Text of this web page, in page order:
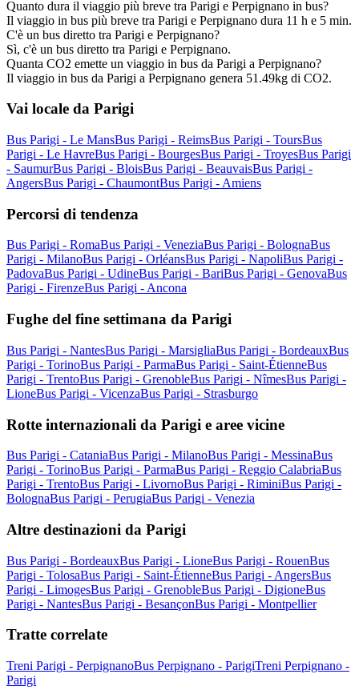
Quanto dura il viaggio più breve tra Parigi e Perpignano in bus?
Il viaggio in bus più breve tra Parigi e Perpignano dura 11 h e 5 min.
C'è un bus diretto tra Parigi e Perpignano?
Sì, c'è un bus diretto tra Parigi e Perpignano.
Quanta CO2 emette un viaggio in bus da Parigi a Perpignano?
Il viaggio in bus da Parigi a Perpignano genera 51.49kg di CO2.
Vai locale da Parigi
Bus Parigi - Le MansBus Parigi - ReimsBus Parigi - ToursBus
Parigi - Le HavreBus Parigi - BourgesBus Parigi - TroyesBus Parigi
- SaumurBus Parigi - BloisBus Parigi - BeauvaisBus Parigi -
AngersBus Parigi - ChaumontBus Parigi - Amiens
Percorsi di tendenza
Bus Parigi - RomaBus Parigi - VeneziaBus Parigi - BolognaBus
Parigi - MilanoBus Parigi - OrléansBus Parigi - NapoliBus Parigi -
PadovaBus Parigi - UdineBus Parigi - BariBus Parigi - GenovaBus
Parigi - FirenzeBus Parigi - Ancona
Fughe del fine settimana da Parigi
Bus Parigi - NantesBus Parigi - MarsigliaBus Parigi - BordeauxBus
Parigi - TorinoBus Parigi - ParmaBus Parigi - Saint-ÉtienneBus
Parigi - TrentoBus Parigi - GrenobleBus Parigi - NîmesBus Parigi -
LioneBus Parigi - VicenzaBus Parigi - Strasburgo
Rotte internazionali da Parigi e aree vicine
Bus Parigi - CataniaBus Parigi - MilanoBus Parigi - MessinaBus
Parigi - TorinoBus Parigi - ParmaBus Parigi - Reggio CalabriaBus
Parigi - TrentoBus Parigi - LivornoBus Parigi - RiminiBus Parigi -
BolognaBus Parigi - PerugiaBus Parigi - Venezia
Altre destinazioni da Parigi
Bus Parigi - BordeauxBus Parigi - LioneBus Parigi - RouenBus
Parigi - TolosaBus Parigi - Saint-ÉtienneBus Parigi - AngersBus
Parigi - LimogesBus Parigi - GrenobleBus Parigi - DigioneBus
Parigi - NantesBus Parigi - BesançonBus Parigi - Montpellier
Tratte correlate
Treni Parigi - PerpignanoBus Perpignano - ParigiTreni Perpignano -
Parigi